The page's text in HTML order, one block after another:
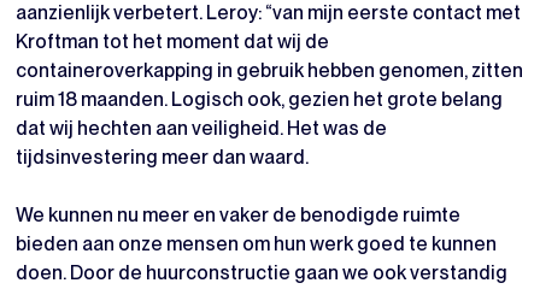
aanzienlijk verbetert. Leroy: “van mijn eerste contact met
Kroftman tot het moment dat wij de
containeroverkapping in gebruik hebben genomen, zitten
ruim 18 maanden. Logisch ook, gezien het grote belang
dat wij hechten aan veiligheid. Het was de
tijdsinvestering meer dan waard.
We kunnen nu meer en vaker de benodigde ruimte
bieden aan onze mensen om hun werk goed te kunnen
doen. Door de huurconstructie gaan we ook verstandig